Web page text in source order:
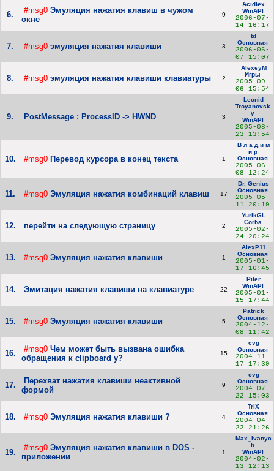
6. #msg0 Эмуляция нажатия клавиш в чужом
окне
9
Acidlex
WinAPI
2006-07-
14 16:17
7. #msg0 эмуляция нажатия клавиши 3
td
Основная
2006-06-
07 15:07
8. #msg0 эмуляция нажатия клавиши клавиатуры 2
AlexeyM
Игры
2005-09-
06 15:54
9. PostMessage : ProcessID -> HWND 3
Leonid
Troyanovsk
y
WinAPI
2005-08-
23 13:54
10. #msg0 Перевод курсора в конец текста 1
В л а д и м
и р
Основная
2005-06-
08 12:24
11. #msg0 Эмуляция нажатия комбинаций клавиш 17
Dr. Genius
Основная
2005-05-
11 20:19
12. перейти на следующую страницу 2
YurikGL
Corba
2005-02-
24 20:24
13. #msg0 Эмуляция нажатия клавиши 1
AlexP11
Основная
2005-01-
17 16:45
14. Эмитация нажатия клавиши на клавиатуре 22
Piter
WinAPI
2005-01-
15 17:44
15. #msg0 Эмуляция нажатия клавиши 5
Patrick
Основная
2004-12-
08 11:42
16. #msg0 Чем может быть вызвана ошибка
обращения к clipboard у?
15
cvg
Основная
2004-11-
17 17:39
17.
Перехват нажатия клавиши неактивной
формой
9
cvg
Основная
2004-07-
22 15:03
18. #msg0 Эмуляция нажатия клавиши ? 4
TriX
Основная
2004-04-
22 21:26
19.
#msg0 Эмуляция нажатия клавиши в DOS -
приложении
1
Max_Ivanyc
h
WinAPI
2004-02-
13 12:13